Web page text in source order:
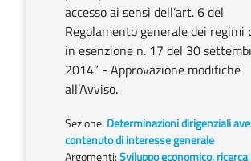
accesso ai sensi dell’art. 6 del
Regolamento generale dei regimi
in esenzione n. 17 del 30
2014” - Approvazione modifiche
all’Avviso.
Sezione: Determinazioni dirigenziali
contenuto di interesse generale
Argomenti:Sviluppo economico, ricerca